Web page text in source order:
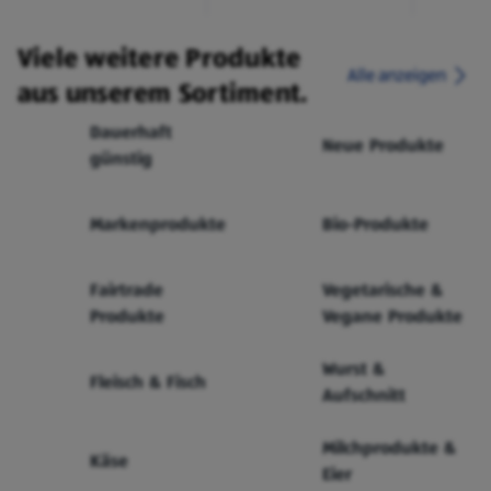
Viele weitere Produkte
aus unserem Sortiment.
Alle anzeigen
Dauerhaft
günstig
Neue Produkte
Markenprodukte Bio-Produkte
Fairtrade
Produkte
Vegetarische &
Vegane Produkte
Fleisch & Fisch
Wurst &
Aufschnitt
Käse
Milchprodukte &
Eier